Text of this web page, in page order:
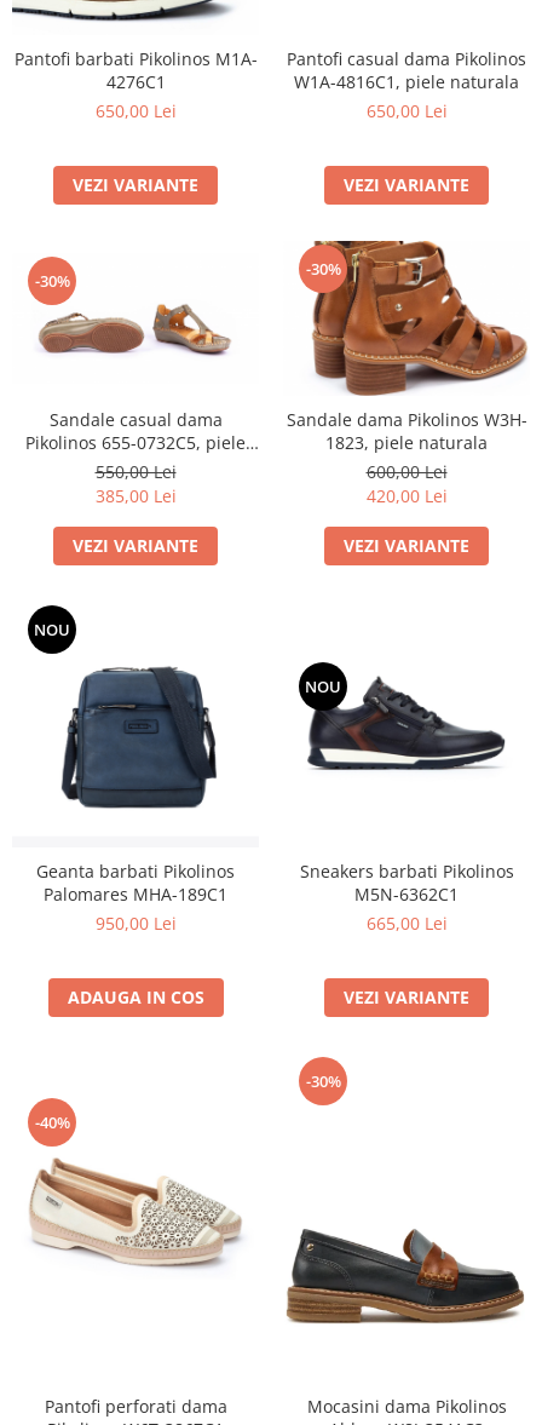
Pantofi barbati Pikolinos M1A-
4276C1
650,00 Lei
VEZI VARIANTE
Pantofi casual dama Pikolinos
W1A-4816C1, piele naturala
650,00 Lei
VEZI VARIANTE
-30%
Sandale casual dama
Pikolinos 655-0732C5, piele
naturala
550,00 Lei
385,00 Lei
VEZI VARIANTE
-30%
Sandale dama Pikolinos W3H-
1823, piele naturala
600,00 Lei
420,00 Lei
VEZI VARIANTE
NOU
Geanta barbati Pikolinos
Palomares MHA-189C1
950,00 Lei
ADAUGA IN COS
NOU
Sneakers barbati Pikolinos
M5N-6362C1
665,00 Lei
VEZI VARIANTE
-40%
Pantofi perforati dama
-30%
Mocasini dama Pikolinos